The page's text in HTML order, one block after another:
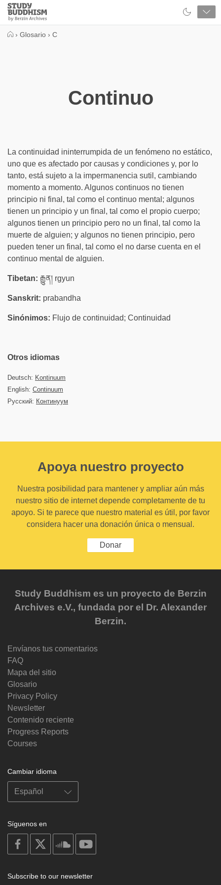
Close
Study
Buddhism
› Glosario › C
Continuo
La continuidad ininterrumpida de un fenómeno no estático,
uno que es afectado por causas y condiciones y, por lo
tanto, está sujeto a la impermanencia sutil, cambiando
momento a momento. Algunos continuos no tienen
principio ni final, tal como el continuo mental; algunos
tienen un principio y un final, tal como el propio cuerpo;
algunos tienen un principio pero no un final, tal como la
muerte de alguien; y algunos no tienen principio, pero
pueden tener un final, tal como el no darse cuenta en el
continuo mental de alguien.
Tibetan: རྒྱུན། rgyun
Sanskrit: prabandha
Sinónimos: Flujo de continuidad; Continuidad
Otros idiomas
Deutsch: Kontinuum
English: Continuum
Русский: Континуум
Apoya nuestro proyecto
Nuestra posibilidad para mantener y ampliar aún más
nuestro sitio de internet depende completamente de tu
apoyo. Si te parece que nuestro material es útil, por favor
considera hacer una donación única o mensual.
Donar
Study Buddhism es un proyecto de Berzin
Archives e.V., fundada por el Dr. Alexander
Berzin.
Envíanos tus comentarios
FAQ
Mapa del sitio
Glosario
Privacy Policy
Newsletter
Contenido reciente
Progress Reports
Courses
Cambiar idioma
Síguenos en
on
facebook
soundcloud
Subscribe to our newsletter